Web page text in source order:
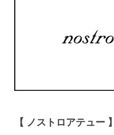
【 ノストロアテュー 】